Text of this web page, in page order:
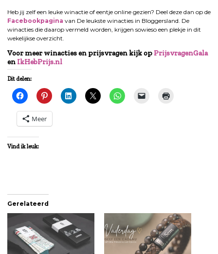
Heb jij zelf een leuke winactie of eentje online gezien? Deel deze dan op de
Facebookpagina van De leukste winacties in Bloggersland. De
winacties die daarop vermeld worden, krijgen sowieso een plekje in dit
wekelijkse overzicht.
Voor meer winacties en prijsvragen kijk op PrijsvragenGala
en IkHebPrijs.nl
Dit delen:
Meer
Vind ik leuk:
Gerelateerd